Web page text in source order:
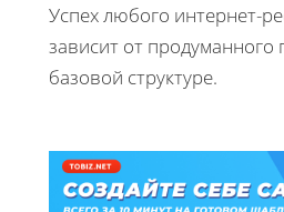
Успех любого интернет-
зависит от продуманного
базовой структуре.